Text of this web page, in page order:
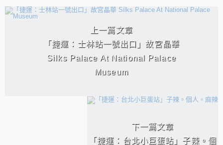
相連文章
上一篇文章
「捷運：士林站一號出口」故宮晶華
Silks Palace At National Palace
Museum
下一篇文章
「捷運：台北小巨蛋站」子辣。個